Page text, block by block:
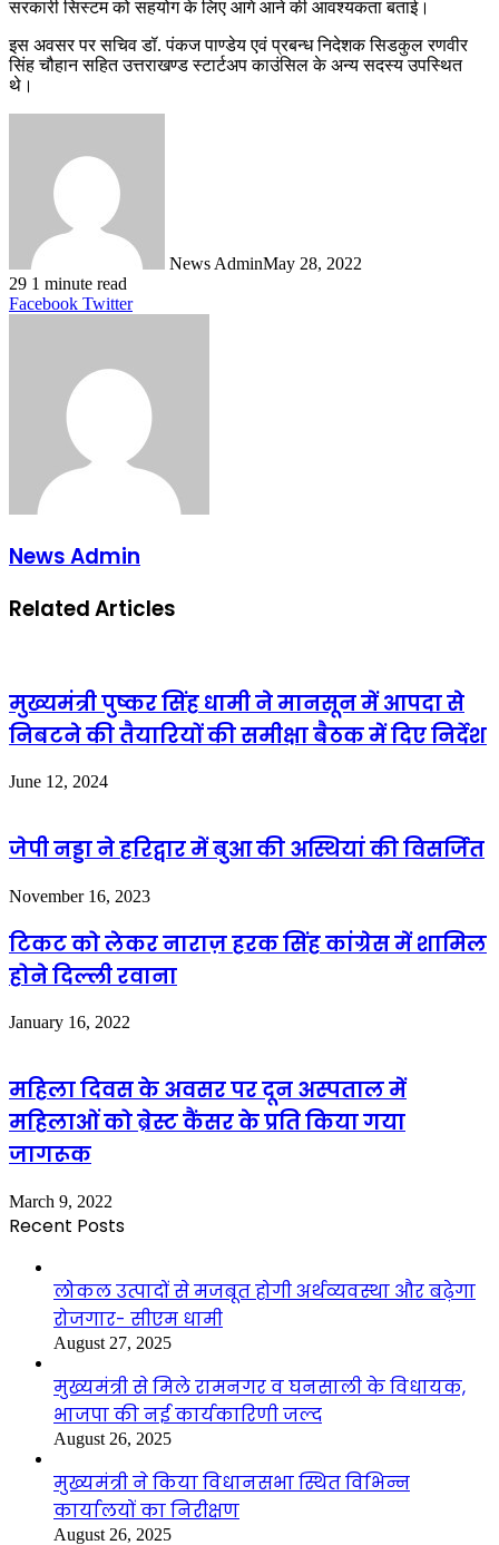
सरकारी सिस्टम को सहयोग के लिए आगे आने की आवश्यकता बताई।
इस अवसर पर सचिव डॉ. पंकज पाण्डेय एवं प्रबन्ध निदेशक सिडकुल रणवीर
सिंह चौहान सहित उत्तराखण्ड स्टार्टअप काउंसिल के अन्य सदस्य उपस्थित
थे।
News AdminMay 28, 2022
29 1 minute read
Facebook TwitterLinkedIn
Tumblr
Pinterest
Reddit
VKontakte
Share
Print
News Admin
Related Articles
मुख्यमंत्री पुष्कर सिंह धामी ने मानसून में आपदा से
निबटने की तैयारियों की समीक्षा बैठक में दिए निर्देश
June 12, 2024
जेपी नड्डा ने हरिद्वार में बुआ की अस्थियां की विसर्जित
November 16, 2023
टिकट को लेकर नाराज़ हरक सिंह कांग्रेस में शामिल
होने दिल्ली रवाना
January 16, 2022
महिला दिवस के अवसर पर दून अस्पताल में
महिलाओं को ब्रेस्ट कैंसर के प्रति किया गया
जागरूक
March 9, 2022
Recent Posts
लोकल उत्पादों से मजबूत होगी अर्थव्यवस्था और बढ़ेगा
रोजगार- सीएम धामी
August 27, 2025
मुख्यमंत्री से मिले रामनगर व घनसाली के विधायक,
भाजपा की नई कार्यकारिणी जल्द
August 26, 2025
मुख्यमंत्री ने किया विधानसभा स्थित विभिन्न
कार्यालयों का निरीक्षण
August 26, 2025